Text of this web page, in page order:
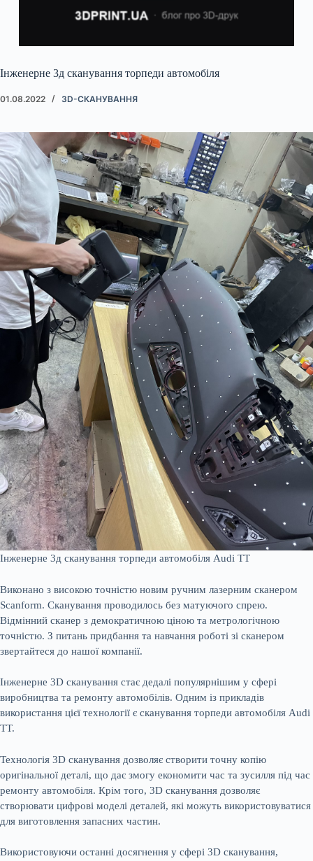
Інженерне 3д сканування торпеди автомобіля
01.08.2022 3D-СКАНУВАННЯ
Інженерне 3д сканування торпеди автомобіля Audi TT
Виконано з високою точністю новим ручним лазерним сканером
Scanform. Сканування проводилось без матуючого спрею.
Відмінний сканер з демократичною ціною та метрологічною
точністю. З питань придбання та навчання роботі зі сканером
звертайтеся до нашої компанії.
Інженерне 3D сканування стає дедалі популярнішим у сфері
виробництва та ремонту автомобілів. Одним із прикладів
використання цієї технології є сканування торпеди автомобіля Audi
TT.
Технологія 3D сканування дозволяє створити точну копію
оригінальної деталі, що дає змогу економити час та зусилля під час
ремонту автомобіля. Крім того, 3D сканування дозволяє
створювати цифрові моделі деталей, які можуть використовуватися
для виготовлення запасних частин.
Використовуючи останні досягнення у сфері 3D сканування,